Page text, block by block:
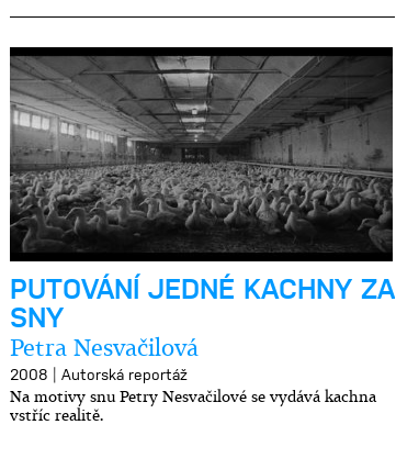
PUTOVÁNÍ JEDNÉ KACHNY ZA
SNY
Petra Nesvačilová
2008 | Autorská reportáž
Na motivy snu Petry Nesvačilové se vydává kachna
vstříc realitě.